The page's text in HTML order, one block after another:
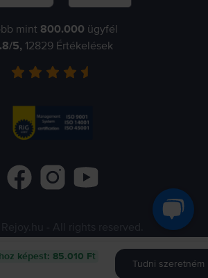
képest: 85.010 Ft
Tudni
mint 800.000 ügyfél
/5, 12829 Értékelések